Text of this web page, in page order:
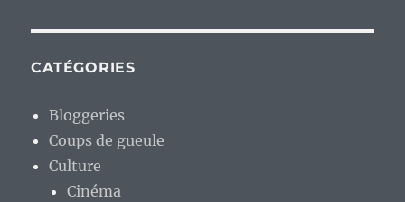
CATÉGORIES
Bloggeries
Coups de gueule
Culture
Cinéma